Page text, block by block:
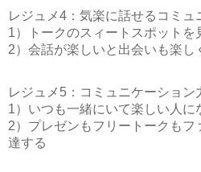
レジュメ4：気楽に話せるコミュ
1）トークのスィートスポットを
2）会話が楽しいと出会いも楽し
レジュメ5：コミュニケーション
1）いつも一緒にいて楽しい人に
2）プレゼンもフリートークもフ
達する